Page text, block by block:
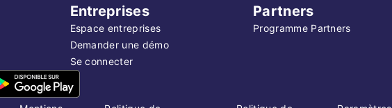
Entreprises
Espace entreprises
Demander une démo
Se connecter
Partners
Programme Partners